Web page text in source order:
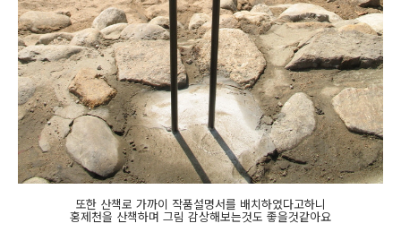
또한 산책로 가까이 작품설명서를 배치하였다고하니
홍제천을 산책하며 그림 감상해보는것도 좋을것같아요